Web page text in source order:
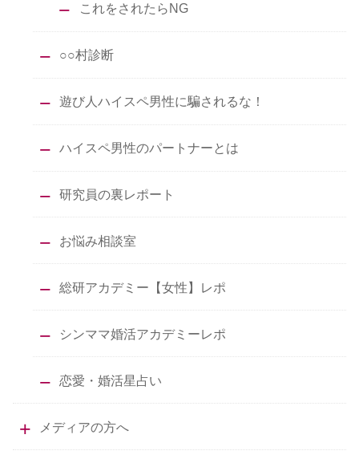
これをされたらNG
○○村診断
遊び人ハイスペ男性に騙されるな！
ハイスペ男性のパートナーとは
研究員の裏レポート
お悩み相談室
総研アカデミー【女性】レポ
シンママ婚活アカデミーレポ
恋愛・婚活星占い
メディアの方へ